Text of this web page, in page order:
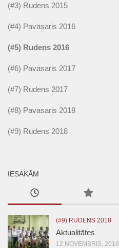
(#3) Rudens 2015
(#4) Pavasaris 2016
(#5) Rudens 2016
(#6) Pavasaris 2017
(#7) Rudens 2017
(#8) Pavasaris 2018
(#9) Rudens 2018
IESAKĀM
(#9) RUDENS 2018
Aktualitātes
12 NOVEMBRIS, 2018